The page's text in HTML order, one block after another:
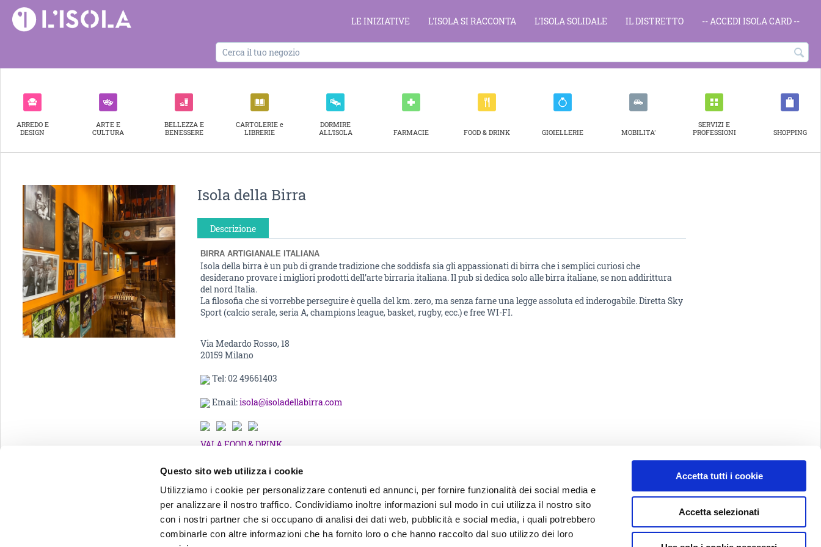
Questo sito web utilizza i cookie
Utilizziamo i cookie per personalizzare contenuti ed annunci, per fornire funzionalità dei social media e
per analizzare il nostro traffico. Condividiamo inoltre informazioni sul modo in cui utilizza il nostro sito
con i nostri partner che si occupano di analisi dei dati web, pubblicità e social media, i quali potrebbero
combinarle con altre informazioni che ha fornito loro o che hanno raccolto dal suo utilizzo dei loro
Accetta tutti i cookie
Accetta selezionati
LE INIZIATIVE L'ISOLA SI RACCONTA L'ISOLA SOLIDALE IL DISTRETTO -- ACCEDI ISOLA CARD --
ARREDO E
DESIGN
ARTE E
CULTURA
BELLEZZA E
BENESSERE
CARTOLERIE e
LIBRERIE
DORMIRE
ALL'ISOLA
FARMACIE FOOD & DRINK GIOIELLERIE MOBILITA'
SERVIZI E
PROFESSIONI
SHOPPING
Isola della Birra
Descrizione
BIRRA ARTIGIANALE ITALIANA
Isola della birra è un pub di grande tradizione che soddisfa sia gli appassionati di birra che i semplici curiosi che
desiderano provare i migliori prodotti dell’arte birraria italiana. Il pub si dedica solo alle birra italiane, se non addirittura
del nord Italia.
La filosofia che si vorrebbe perseguire è quella del km. zero, ma senza farne una legge assoluta ed inderogabile. Diretta Sky
Sport (calcio serale, seria A, champions league, basket, rugby, ecc.) e free WI-FI.
Via Medardo Rosso, 18
20159 Milano
Tel: 02 49661403
Email:isola@isoladellabirra.com
VAI A FOOD & DRINK
Informative